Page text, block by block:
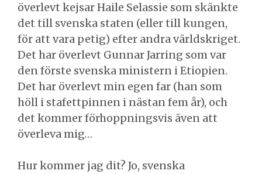
överlevt kejsar Haile Selassie som skänkte
det till svenska staten (eller till kungen,
för att vara petig) efter andra världskriget.
Det har överlevt Gunnar Jarring som var
den förste svenska ministern i Etiopien.
Det har överlevt min egen far (han som
höll i stafettpinnen i nästan fem år), och
det kommer förhoppningsvis även att
överleva mig…
Hur kommer jag dit? Jo, svenska